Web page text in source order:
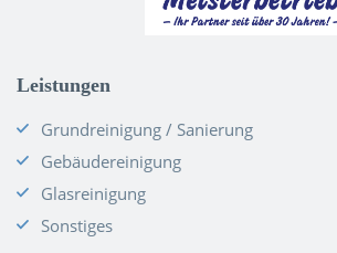
Leistungen
Grundreinigung / Sanierung
Gebäudereinigung
Glasreinigung
Sonstiges